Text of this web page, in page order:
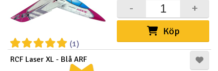
(1)
Köp
+
-
RCF Laser XL - Blå ARF